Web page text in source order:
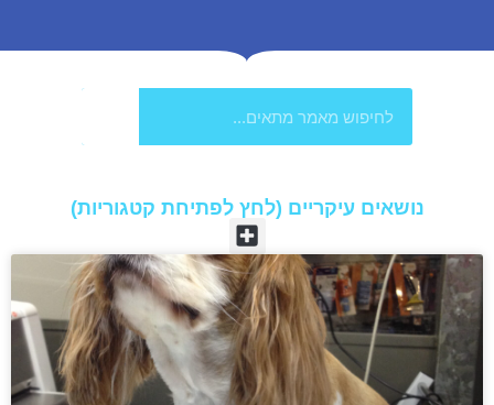
נושאים עיקריים (לחץ לפתיחת קטגוריות)​